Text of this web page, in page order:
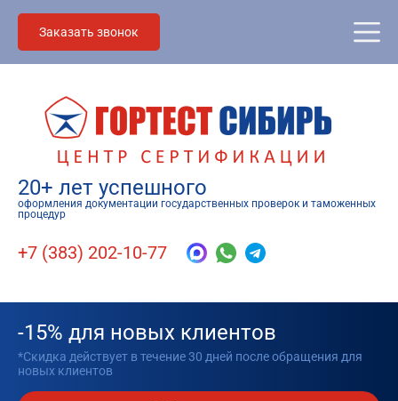
Заказать звонок
20+ лет успешного
оформления документации государственных проверок и таможенных
процедур
+7 (383) 202-10-77
-15% для новых клиентов
*Скидка действует в течение 30 дней после обращения для
новых клиентов